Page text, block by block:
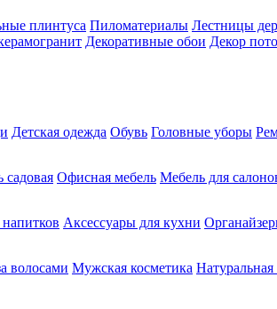
плинтуса Пиломатериалы Лестницы
Декоративные обои Декор
Детская одежда Обувь Головные уборы
садовая Офисная мебель Мебель для
Аксессуары для кухни
волосами Мужская косметика Натуральная